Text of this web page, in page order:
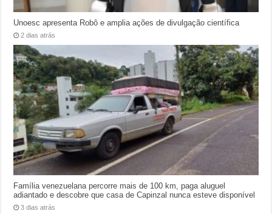
Unoesc apresenta Robô e amplia ações de divulgação científica
2 dias atrás
Família venezuelana percorre mais de 100 km, paga aluguel
adiantado e descobre que casa de Capinzal nunca esteve disponível
3 dias atrás